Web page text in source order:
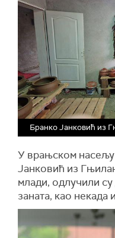
Бранко Јанковић из
У врањском
Јанковић из
млади, одлучили
заната, као